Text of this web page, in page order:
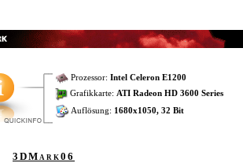
Prozessor: Intel Celeron E1200
Grafikkarte: ATI Radeon HD 3600 Series
Auflösung: 1680x1050, 32 Bit
3DMark06